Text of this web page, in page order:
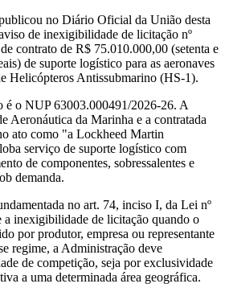
no Diário Oficial da União desta
de inexigibilidade de licitação nº
contrato de R$ 75.010.000,00 (setenta e
de suporte logístico para as aeronaves
Helicópteros Antissubmarino (HS-1).
é o NUP 63003.000491/2026-26. A
Aeronáutica da Marinha e a contratada
ato como "a Lockheed Martin
serviço de suporte logístico com
de componentes, sobressalentes e
demanda.
no art. 74, inciso I, da Lei nº
a inexigibilidade de licitação quando o
por produtor, empresa ou representante
regime, a Administração deve
de competição, seja por exclusividade
a uma determinada área geográfica.